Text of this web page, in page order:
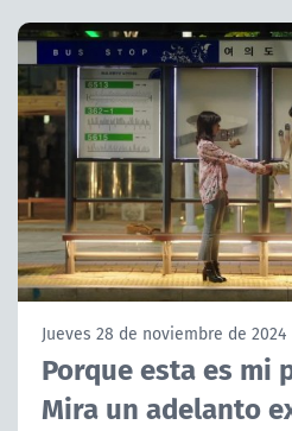
NTV
ACTUALIDAD Y TENDENCIAS
CORPORATIVO Y
CANAL DE DENUNCIAS
ÁREA DE PROYECTOS
Jueves 28 de noviembre de 2024
Porque esta es mi
Mira un adelanto